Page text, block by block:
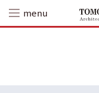
content
menu